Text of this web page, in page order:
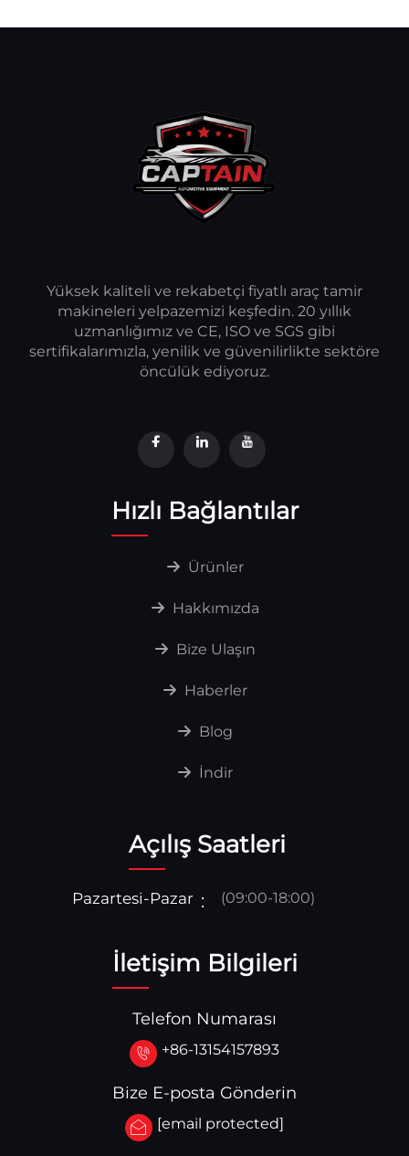
Yüksek kaliteli ve rekabetçi fiyatlı araç tamir
makineleri yelpazemizi keşfedin. 20 yıllık
uzmanlığımız ve CE, ISO ve SGS gibi
sertifikalarımızla, yenilik ve güvenilirlikte sektöre
öncülük ediyoruz.
Hızlı Bağlantılar
Ürünler
Hakkımızda
Bize Ulaşın
Haberler
Blog
İndir
Açılış Saatleri
Pazartesi-Pazar (09:00-18:00)
İletişim Bilgileri
Telefon Numarası
+86-13154157893
Bize E-posta Gönderin
[email protected]